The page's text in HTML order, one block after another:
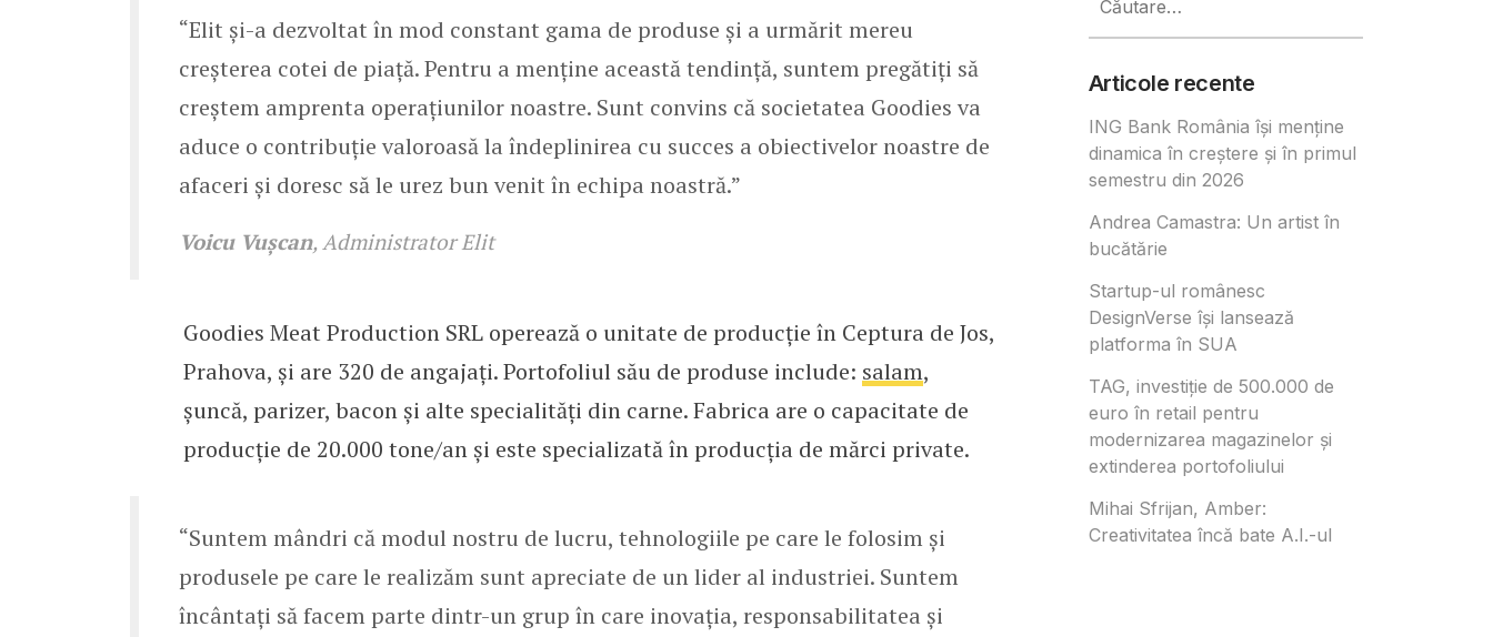
“Elit și-a dezvoltat în mod constant gama de produse și a urmărit mereu
creșterea cotei de piață. Pentru a menține această tendință, suntem pregătiți să
creștem amprenta operațiunilor noastre. Sunt convins că societatea Goodies va
aduce o contribuție valoroasă la îndeplinirea cu succes a obiectivelor noastre de
afaceri și doresc să le urez bun venit în echipa noastră.”
Voicu Vușcan, Administrator Elit
Goodies Meat Production SRL operează o unitate de producție în Ceptura de Jos,
Prahova, și are 320 de angajați. Portofoliul său de produse include: salam,
șuncă, parizer, bacon și alte specialități din carne. Fabrica are o capacitate de
producție de 20.000 tone/an și este specializată în producția de mărci private.
“Suntem mândri că modul nostru de lucru, tehnologiile pe care le folosim și
produsele pe care le realizăm sunt apreciate de un lider al industriei. Suntem
încântați să facem parte dintr-un grup în care inovația, responsabilitatea și
după:
Articole recente
ING Bank România își menține
dinamica în creștere și în primul
semestru din 2026
Andrea Camastra: Un artist în
bucătărie
Startup-ul românesc
DesignVerse își lansează
platforma în SUA
TAG, investiție de 500.000 de
euro în retail pentru
modernizarea magazinelor și
extinderea portofoliului
Mihai Sfrijan, Amber:
Creativitatea încă bate A.I.-ul